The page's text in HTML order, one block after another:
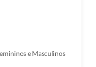
e Masculinos